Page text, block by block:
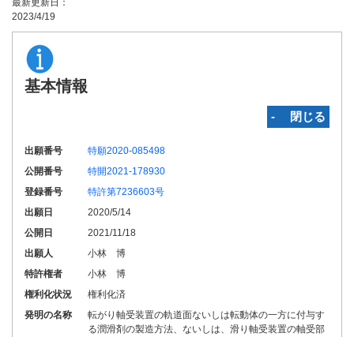
最新更新日：
2023/4/19
基本情報
‐ 閉じる
出願番号
特願2020-085498
公開番号
特開2021-178930
登録番号
特許第7236603号
出願日
2020/5/14
公開日
2021/11/18
出願人
小林 博
特許権者
小林 博
権利化状況
権利化済
発明の名称
転がり軸受装置の軌道面ないしは転動体の一方に付与す
る潤滑剤の製造方法、ないしは、滑り軸受装置の軸受部